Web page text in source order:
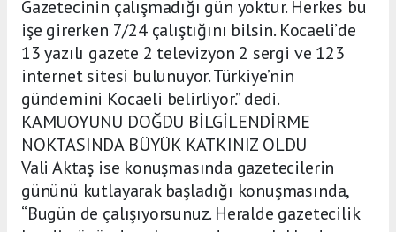
Gazetecinin çalışmadığı gün yoktur. Herkes bu
işe girerken 7/24 çalıştığını bilsin. Kocaeli’de
13 yazılı gazete 2 televizyon 2 sergi ve 123
internet sitesi bulunuyor. Türkiye’nin
gündemini Kocaeli belirliyor.” dedi.
KAMUOYUNU DOĞDU BİLGİLENDİRME
NOKTASINDA BÜYÜK KATKINIZ OLDU
Vali Aktaş ise konuşmasında gazetecilerin
gününü kutlayarak başladığı konuşmasında,
“Bugün de çalışıyorsunuz. Heralde gazetecilik